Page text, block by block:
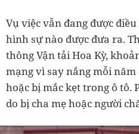
Vụ việc vẫn đang được
hình sự nào được đưa ra.
thông Vận tải Hoa Kỳ,
mạng vì say nắng mỗi
hoặc bị mắc kẹt trong ô tô.
do bị cha mẹ hoặc người